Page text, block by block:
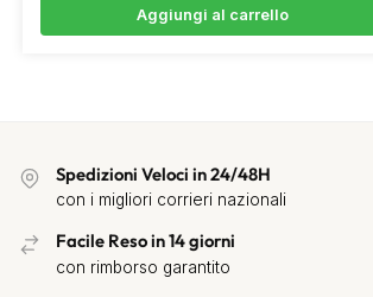
Aggiungi al carrello
Spedizioni Veloci in 24/48H
con i migliori corrieri nazionali
Facile Reso in 14 giorni
con rimborso garantito